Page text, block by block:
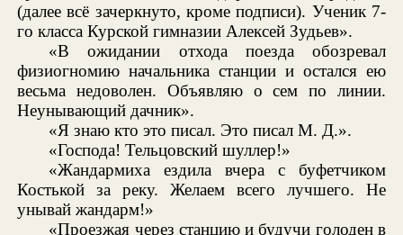
(далее всё зачеркнуто, кроме подписи). Ученик 7-
го класса Курской гимназии Алексей Зудьев».
«В ожидании отхода поезда обозревал
физиогномию начальника станции и остался ею
весьма недоволен. Объявляю о сем по линии.
Неунывающий дачник».
«Я знаю кто это писал. Это писал М. Д.».
«Господа! Тельцовский шуллер!»
«Жандармиха ездила вчера с буфетчиком
Костькой за реку. Желаем всего лучшего. Не
унывай жандарм!»
«Проезжая через станцию и будучи голоден в